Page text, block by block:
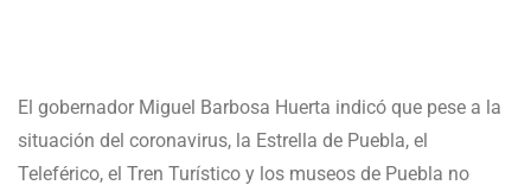
El gobernador Miguel Barbosa Huerta indicó que pese a la
situación del coronavirus, la Estrella de Puebla, el
Teleférico, el Tren Turístico y los museos de Puebla no